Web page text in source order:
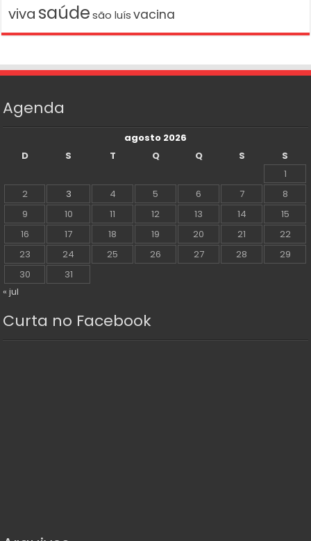
viva saúde são luís vacina
Agenda
agosto 2026
D
S T Q Q S
S
1
2
3 4 5 6 7
8
9
10 11 12 13 14
15
16
17 18 19 20 21
22
23
24 25 26 27 28
29
30
31
« jul
Curta no Facebook